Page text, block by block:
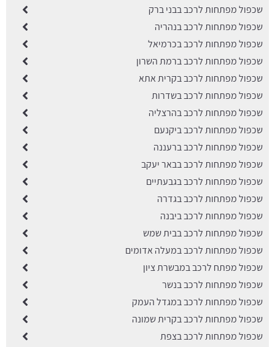
שכפול מפתחות לרכב בבני ברק
שכפול מפתחות לרכב בנהריה
שכפול מפתחות לרכב בכרמיאל
שכפול מפתחות לרכב ברמת השרון
שכפול מפתחות לרכב בקרית אתא
שכפול מפתחות לרכב בשדרות
שכפול מפתחות לרכב בהרצליה
שכפול מפתחות לרכב ביקנעם
שכפול מפתחות לרכב ברעננה
שכפול מפתחות לרכב בבאר יעקב
שכפול מפתחות לרכב בגבעתיים
שכפול מפתחות לרכב בגדרה
שכפול מפתחות לרכב ביבנה
שכפול מפתחות לרכב בבית שמש
שכפול מפתחות לרכב במעלה אדומים
שכפול מפתח לרכב במבשרת ציון
שכפול מפתחות לרכב בנשר
שכפול מפתחות לרכב במגדל העמק
שכפול מפתחות לרכב בקרית שמונה
שכפול מפתחות לרכב בצפת